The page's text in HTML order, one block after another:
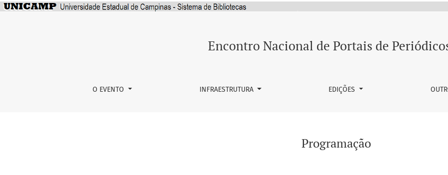
Encontro Nacional de Portais de
O EVENTO INFRAESTRUTURA EDIÇÕES
Programação